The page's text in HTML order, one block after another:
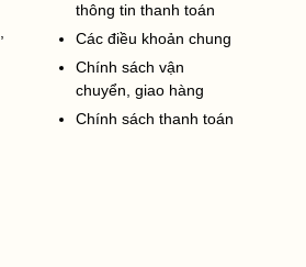
thông tin thanh toán
Các điều khoản chung
Chính sách vận
chuyển, giao hàng
Chính sách thanh toán